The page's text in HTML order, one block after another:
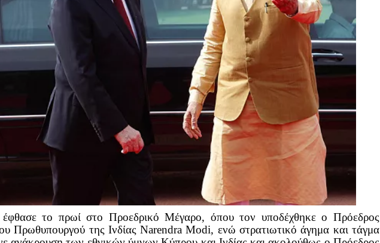
το πρωί στο Προεδρικό Μέγαρο, όπου τον υποδέχθηκε ο Πρόεδρος
Πρωθυπουργού της Ινδίας Narendra Modi, ενώ στρατιωτικό άγημα και τάγμα